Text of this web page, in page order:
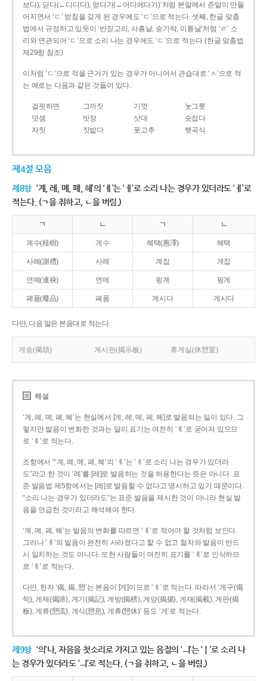
보다), 딛다(←디디다), 얻다가(←어디에다가)’처럼 본말에서 준말이 만들
어지면서 ‘ㄷ’ 받침을 갖게 된 경우에도 ‘ㄷ’으로 적는다. 셋째, 한글 맞춤
법에서 규정하고 있듯이 ‘반짇고리, 사흗날, 숟가락, 이튿날’처럼 ‘ㄹ’ 소
리와 연관되어 ‘ㄷ’으로 소리 나는 경우에도 ‘ㄷ’으로 적는다.(한글 맞춤법
제29항 참조)
이처럼 ‘ㄷ’으로 적을 근거가 있는 경우가 아니어서 관습대로 ‘ㅅ’으로 적
는 예로는 다음과 같은 것들이 있다.
걸핏하면 그까짓 기껏
놋그릇
덧셈
빗장 삿대
숫접다
자칫
짓밟다 풋고추 햇곡식
제4절 모음
제8항 ‘계, 례, 몌, 폐, 혜’의 ‘ㅖ’는 ‘ㅔ’로 소리 나는 경우가 있더라도 ‘ㅖ’로
적는다. (ㄱ을 취하고, ㄴ을 버림.)
ㄱ ㄴ ㄱ ㄴ
계수(桂樹) 게수 혜택(惠澤) 헤택
사례(謝禮) 사레 계집 게집
연몌(連袂) 연메 핑계 핑게
폐품(廢品) 페품 계시다 게시다
다만, 다음 말은 본음대로 적는다.
게송(偈頌) 게시판(揭示板) 휴게실(休憩室)
해설
‘계, 례, 몌, 폐, 혜’는 현실에서 [게, 레, 메, 페, 헤]로 발음되는 일이 있다. 그
렇지만 발음이 변화한 것과는 달리 표기는 여전히 ‘ㅖ’로 굳어져 있으므
로 ‘ㅖ’로 적는다.
조항에서 “‘계, 례, 몌, 폐, 혜’의 ‘ㅖ’는 ‘ㅔ’로 소리 나는 경우가 있더라
도”라고 한 것이 ‘례’를 [레]로 발음하는 것을 허용한다는 뜻은 아니다. 표
준 발음법 제5항에서는 [레]로 발음할 수 없다고 명시하고 있기 때문이다.
“소리 나는 경우가 있더라도”는 표준 발음을 제시한 것이 아니라 현실 발
음을 언급한 것이라고 해석해야 한다.
‘계, 몌, 폐, 혜’는 발음의 변화를 따르면 ‘ㅔ’로 적어야 할 것처럼 보인다.
그러나 ‘ㅖ’의 발음이 완전히 사라졌다고 할 수 없고 철자와 발음이 반드
시 일치하는 것도 아니다. 또한 사람들이 여전히 표기를 ‘ㅖ’로 인식하므
로 ‘ㅖ’로 적는다.
다만, 한자 ‘偈, 揭, 憩’는 본음이 [게]이므로 ‘ㅔ’로 적는다. 따라서 ‘게구(偈
句), 게제(偈諦), 게기(揭記), 게방(揭榜), 게양(揭揚), 게재(揭載), 게판(揭
板), 게류(憩流), 게식(憩息), 게휴(憩休)’ 등도 ‘게’로 적는다.
제9항 ‘의’나, 자음을 첫소리로 가지고 있는 음절의 ‘ㅢ’는 ‘ㅣ’로 소리 나
는 경우가 있더라도 ‘ㅢ’로 적는다. (ㄱ을 취하고, ㄴ을 버림.)